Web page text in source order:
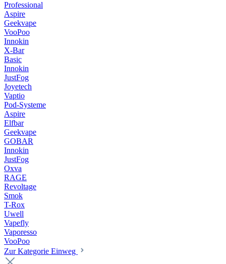
Professional
Aspire
Geekvape
VooPoo
Innokin
X-Bar
Basic
Innokin
JustFog
Joyetech
Vaptio
Pod-Systeme
Aspire
Elfbar
Geekvape
GOBAR
Innokin
JustFog
Oxva
RAGE
Revoltage
Smok
T-Rox
Uwell
Vapefly
Vaporesso
VooPoo
Zur Kategorie Einweg